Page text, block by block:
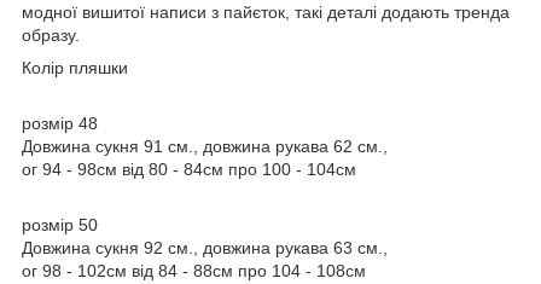
модної вишитої написи з пайєток, такі деталі додають тренда
образу.
Колір пляшки
розмір 48
Довжина сукня 91 см., довжина рукава 62 см.,
ог 94 - 98см від 80 - 84см про 100 - 104см
розмір 50
Довжина сукня 92 см., довжина рукава 63 см.,
ог 98 - 102см від 84 - 88см про 104 - 108см